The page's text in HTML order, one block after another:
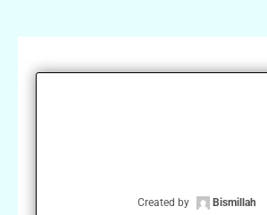
Created by Bismillah